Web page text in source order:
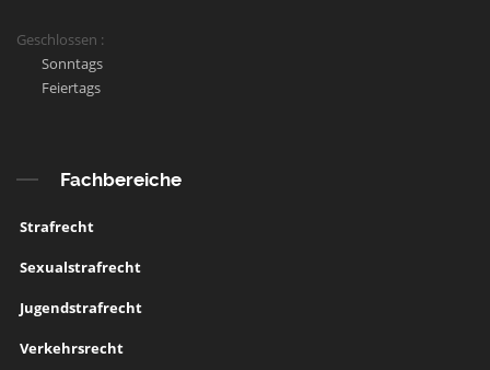
Geschlossen :
Sonntags
Feiertags
Fachbereiche
Strafrecht
Sexualstrafrecht
Jugendstrafrecht
Verkehrsrecht